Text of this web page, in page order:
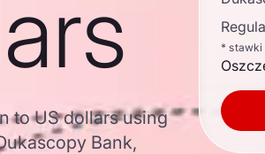
to US dollars using
Bank,
* stawki